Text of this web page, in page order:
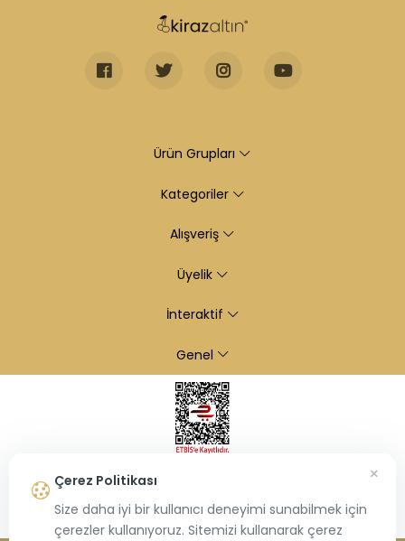
Ürün Grupları
Kategoriler
Alışveriş
Üyelik
İnteraktif
Genel
Çerez Politikası
Size daha iyi bir kullanıcı deneyimi sunabilmek için
çerezler kullanıyoruz. Sitemizi kullanarak çerez
×